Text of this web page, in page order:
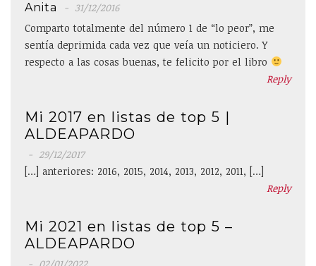
Anita
31/12/2016
Comparto totalmente del número 1 de “lo peor”, me
sentía deprimida cada vez que veía un noticiero. Y
respecto a las cosas buenas, te felicito por el libro
Reply
Mi 2017 en listas de top 5 |
ALDEAPARDO
29/12/2017
[…] anteriores: 2016, 2015, 2014, 2013, 2012, 2011, […]
Reply
Mi 2021 en listas de top 5 –
ALDEAPARDO